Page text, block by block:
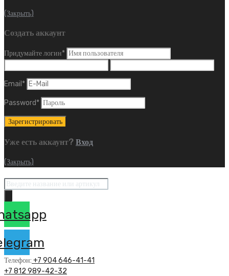
(Закрыть)
Создать аккаунт
Придумайте логин*
Email *
Password*
Уже есть аккаунт? Вход
(Закрыть)
Поиск
товаров
Телефон: +7 904 646-41-41
+7 812 989-42-32